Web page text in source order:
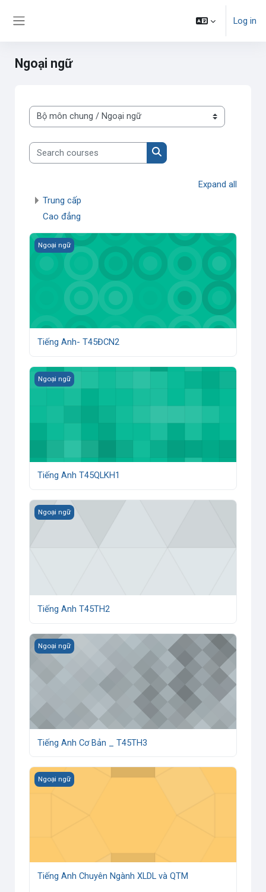
Log in
Ngoại ngữ
Course categories
Search courses
Search courses
Expand all
Trung cấp
Cao đẳng
Tiếng Anh- T45ĐCN2
Ngoại ngữ
Tiếng Anh- T45ĐCN2
Tiếng Anh T45QLKH1
Ngoại ngữ
Tiếng Anh T45QLKH1
Tiếng Anh T45TH2
Ngoại ngữ
Tiếng Anh T45TH2
Tiếng Anh Cơ Bản _ T45TH3
Ngoại ngữ
Tiếng Anh Cơ Bản _ T45TH3
Tiếng Anh Chuyên Ngành XLDL và QTM
Ngoại ngữ
Tiếng Anh Chuyên Ngành XLDL và QTM